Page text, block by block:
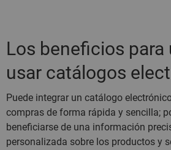
Los beneficios para
usar catálogos
Puede integrar un catálogo
compras de forma rápida y sencilla;
beneficiarse de una información
personalizada sobre los productos y